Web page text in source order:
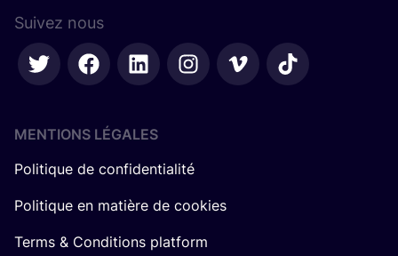
Suivez nous
MENTIONS LÉGALES
Politique de confidentialité
Politique en matière de cookies
Terms & Conditions platform